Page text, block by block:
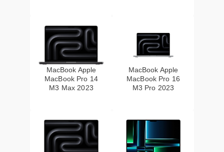
MacBook Apple
MacBook Pro 14
M3 Max 2023
MacBook Apple
MacBook Pro 16
M3 Pro 2023